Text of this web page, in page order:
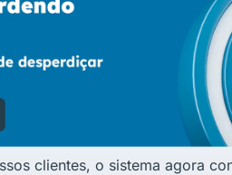
clientes, o sistema agora